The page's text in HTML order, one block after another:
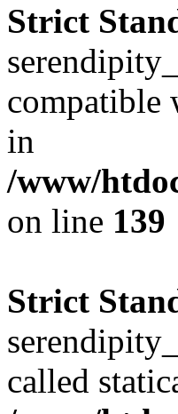
Strict
compatible
in
/www/
on line 139
Strict
called